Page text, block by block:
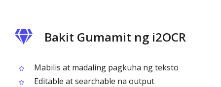
Bakit Gumamit ng i2OCR
Mabilis at madaling pagkuha ng teksto
Editable at searchable na output